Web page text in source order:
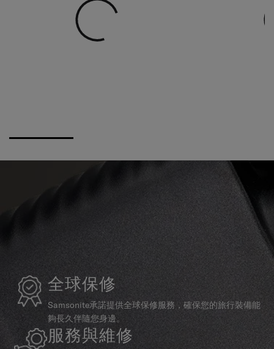
全球保修
Samsonite承諾提供全球保修服務，確保您的旅行裝備能
夠長久伴隨您身邊。
服務與維修